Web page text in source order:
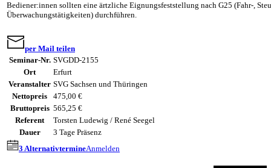
Bediener:innen sollten eine ärtzliche Eignungsfeststellung nach G25 (Fahr-,
Überwachungstätigkeiten) durchführen.
per Mail teilen
Seminar-Nr. SVGDD-2155
Ort
Erfurt
Veranstalter SVG Sachsen und Thüringen
Nettopreis
475,00 €
Bruttopreis 565,25 €
Referent
Torsten Ludewig / René Seegel
Dauer
3 Tage Präsenz
3 AlternativtermineAnmelden